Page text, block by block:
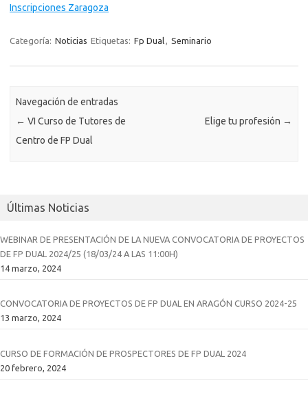
Inscripciones Zaragoza
Categoría: Noticias Etiquetas: Fp Dual, Seminario
Navegación de entradas
← VI Curso de Tutores de
Centro de FP Dual
Elige tu profesión →
Últimas Noticias
WEBINAR DE PRESENTACIÓN DE LA NUEVA CONVOCATORIA DE PROYECTOS
DE FP DUAL 2024/25 (18/03/24 A LAS 11:00H)
14 marzo, 2024
CONVOCATORIA DE PROYECTOS DE FP DUAL EN ARAGÓN CURSO 2024-25
13 marzo, 2024
CURSO DE FORMACIÓN DE PROSPECTORES DE FP DUAL 2024
20 febrero, 2024